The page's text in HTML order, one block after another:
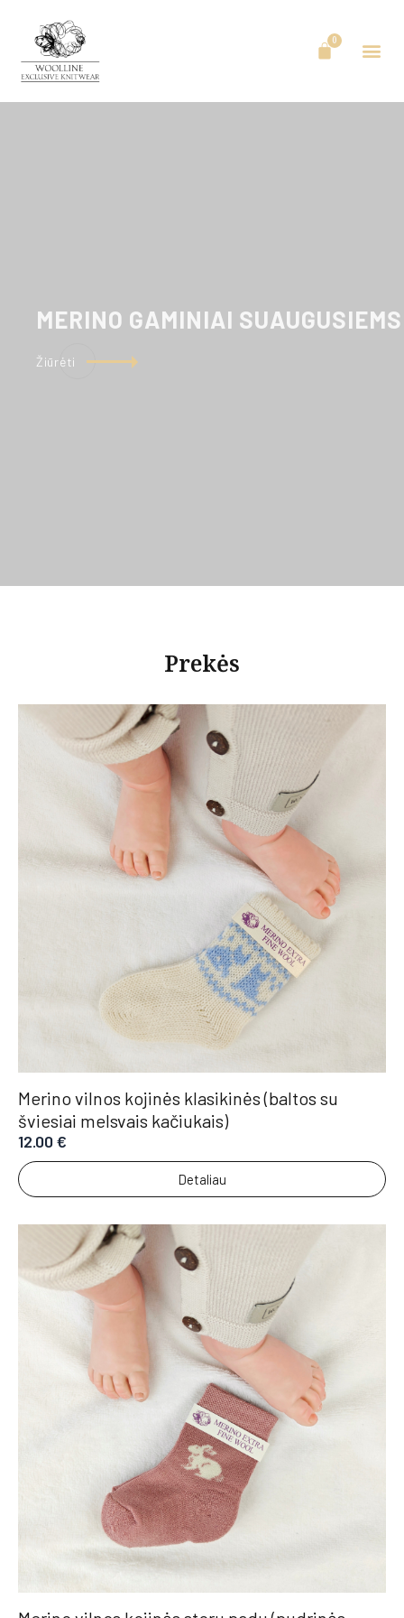
MERINO GAMINIAI SUAUGUSIEMS
Žiūrėti
Prekės
Merino vilnos kojinės klasikinės (baltos su
šviesiai melsvais kačiukais)
12.00€
Detaliau